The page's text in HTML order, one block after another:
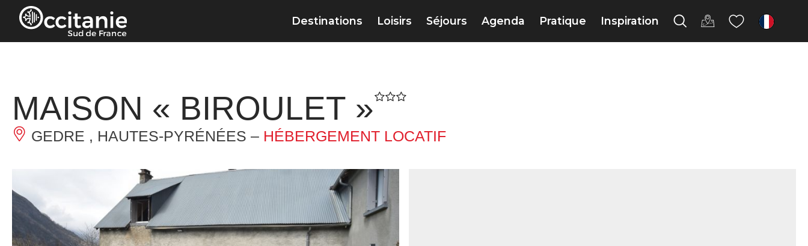
Panneau de gestion des cookies
Destinations Loisirs Séjours Agenda Pratique Inspiration fr
MAISON « BIROULET »
GEDRE , HAUTES-PYRÉNÉES – HÉBERGEMENT LOCATIF